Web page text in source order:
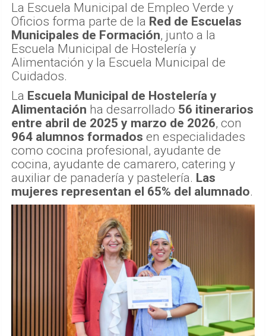
La Escuela Municipal de Empleo Verde y
Oficios forma parte de la Red de Escuelas
Municipales de Formación, junto a la
Escuela Municipal de Hostelería y
Alimentación y la Escuela Municipal de
Cuidados.
La Escuela Municipal de Hostelería y
Alimentación ha desarrollado 56 itinerarios
entre abril de 2025 y marzo de 2026, con
964 alumnos formados en especialidades
como cocina profesional, ayudante de
cocina, ayudante de camarero, catering y
auxiliar de panadería y pastelería. Las
mujeres representan el 65% del alumnado.